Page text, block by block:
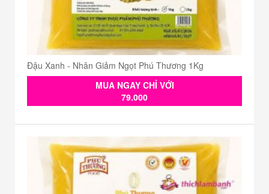
Đậu Xanh - Nhân Giảm Ngọt Phú Thương 1Kg
MUA NGAY CHỈ VỚI
79.000